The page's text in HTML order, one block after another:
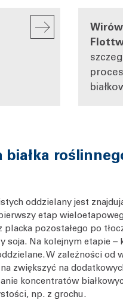
oddzielany jest
etap
pozostałego po
soja. Na kolejnym etapie –
W zależności od
zwiększyć na
koncentratów
np. z grochu.